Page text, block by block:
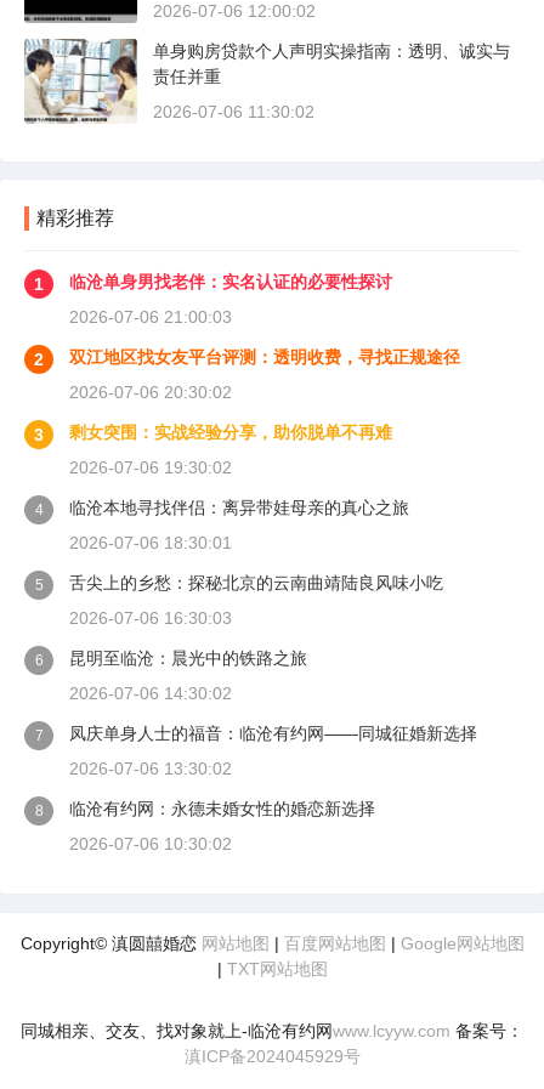
2026-07-06 12:00:02
单身购房贷款个人声明实操指南：透明、诚实与
责任并重
2026-07-06 11:30:02
精彩推荐
1
临沧单身男找老伴：实名认证的必要性探讨
2026-07-06 21:00:03
2
双江地区找女友平台评测：透明收费，寻找正规途径
2026-07-06 20:30:02
3
剩女突围：实战经验分享，助你脱单不再难
2026-07-06 19:30:02
4
临沧本地寻找伴侣：离异带娃母亲的真心之旅
2026-07-06 18:30:01
5
舌尖上的乡愁：探秘北京的云南曲靖陆良风味小吃
2026-07-06 16:30:03
6
昆明至临沧：晨光中的铁路之旅
2026-07-06 14:30:02
7
凤庆单身人士的福音：临沧有约网——同城征婚新选择
2026-07-06 13:30:02
8
临沧有约网：永德未婚女性的婚恋新选择
2026-07-06 10:30:02
Copyright© 滇圆囍婚恋 网站地图 | 百度网站地图 | Google网站地图
| TXT网站地图
同城相亲、交友、找对象就上-临沧有约网www.lcyyw.com 备案号：
滇ICP备2024045929号